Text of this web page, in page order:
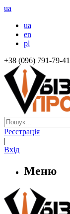
ua
ua
en
pl
+38 (096) 791-79-41
Реєстрація
|
Вхід
Меню